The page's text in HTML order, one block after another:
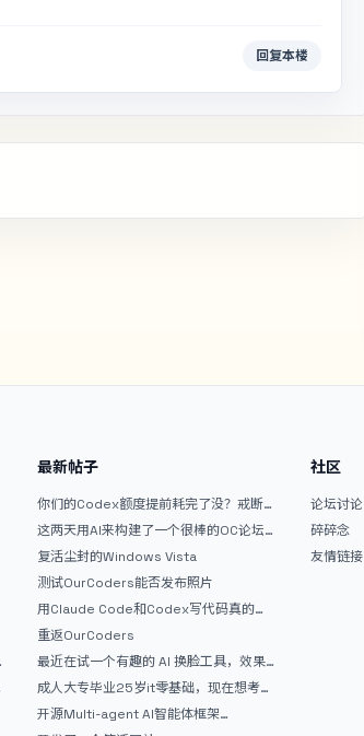
回复本楼
最新帖子
你们的Codex额度提前耗完了没？戒断
反应如何？
这两天用AI来构建了一个很棒的OC论坛
精华区
复活尘封的Windows Vista
测试OurCoders能否发布照片
用Claude Code和Codex写代码真的
爽，但是App怎么挣钱还是很难啊
重返OurCoders
最近在试一个有趣的 AI 换脸工具，效果
挺不错
成人大专毕业25岁it零基础，现在想考软
件设计师，有什么好的建议吗，谢谢！
开源Multi-agent AI智能体框架
aevatar.ai，欢迎大家贡献代码
社区
论坛讨论
碎碎念
友情链接